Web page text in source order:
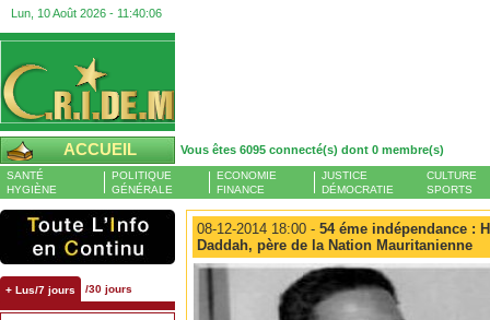
Lun, 10 Août 2026 - 11:40:07
ACCUEIL Vous êtes 6095 connecté(s) dont 0 membre(s)
SANTÉ
HYGIÈNE
POLITIQUE
GÉNÉRALE
ECONOMIE
FINANCE
JUSTICE
DÉMOCRATIE
CULTURE
SPORTS
+ Lus/7 jours /30 jours
08-12-2014 18:00 - 54 éme indépendance :
Daddah, père de la Nation Mauritanienne